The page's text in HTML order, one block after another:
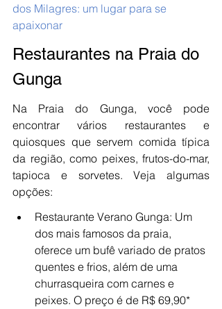
dos Milagres: um lugar para se
apaixonar
Restaurantes na Praia do
Gunga
Na Praia do Gunga, você pode
encontrar vários restaurantes e
quiosques que servem comida típica
da região, como peixes, frutos-do-mar,
tapioca e sorvetes. Veja algumas
opções:
Restaurante Verano Gunga: Um
dos mais famosos da praia,
oferece um bufê variado de pratos
quentes e frios, além de uma
churrasqueira com carnes e
peixes. O preço é de R$ 69,90*